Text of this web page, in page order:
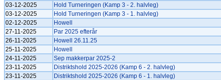
03-12-2025
Hold Turneringen (Kamp 3 - 2. halvleg)
03-12-2025
Hold Turneringen (Kamp 3 - 1. halvleg)
02-12-2025
Howell
27-11-2025
Par 2025 efterår
26-11-2025
Howell 26.11.25
25-11-2025
Howell
24-11-2025
Sep makkerpar 2025-2
23-11-2025
Distriktshold 2025-2026 (Kamp 6 - 2. halvleg)
23-11-2025
Distriktshold 2025-2026 (Kamp 6 - 1. halvleg)